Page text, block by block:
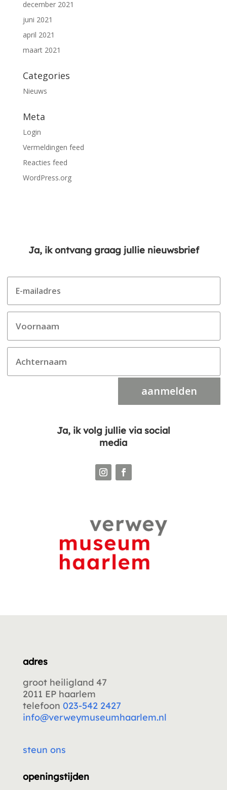
december 2021
juni 2021
april 2021
maart 2021
Categories
Nieuws
Meta
Login
Vermeldingen feed
Reacties feed
WordPress.org
Ja, ik ontvang graag jullie nieuwsbrief
aanmelden
Ja, ik volg jullie via social
media
adres
groot heiligland 47
2011 EP haarlem
telefoon 023-542 2427
info@verweymuseumhaarlem.nl
steun ons
openingstijden